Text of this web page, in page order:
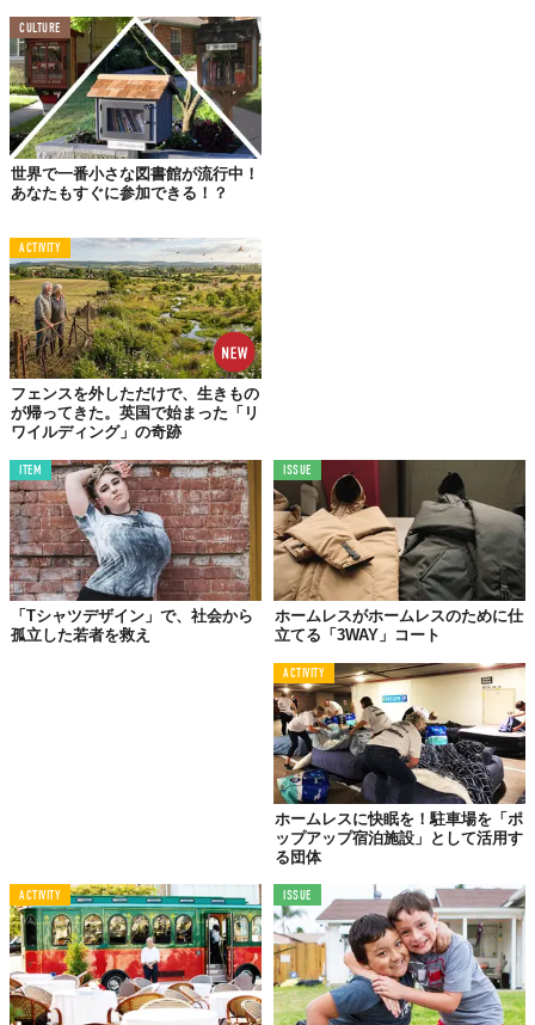
ミシガン州デトロイトに建てられたカラフルな家。これこそが、
ホームレスの人たちへ提供されるものだ。知らずに見ると、まさ
か「支援物資」だとは思わないだろう。
もちろん入居するには条件がある
に。
CULTURE
世界で一番小さな図書館が流行中！
あなたもすぐに参加できる！？
ACTIVITY
フェンスを外しただけで、生きもの
が帰ってきた。英国で始まった「リ
ワイルディング」の奇跡
ITEM
「Tシャツデザイン」で、社会から
孤立した若者を救え
ISSUE
ホームレスがホームレスのために仕
立てる「3WAY」コート
ACTIVITY
ホームレスに快眠を！駐車場を「ポ
ップアップ宿泊施設」として活用す
る団体
ACTIVITY ISSUE